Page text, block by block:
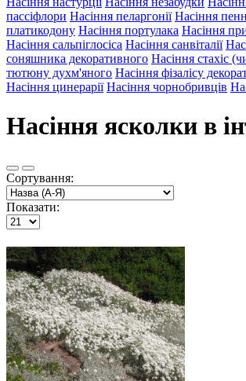
пассіфлори Насіння пеларгонії Насіння
платикодону Насіння портулака Насіння
Насіння сальпіглосіса Насіння санвіталії
соняшника декоративного Насіння стахіс
тютюну духм'яного Насіння фізалісу
Насіння цинерарії Насіння чорнобривців
Насіння ясколки в
Сортування:
Показати: